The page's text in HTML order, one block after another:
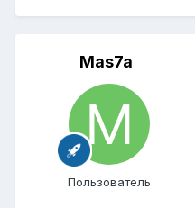
Mas7a
Пользователь